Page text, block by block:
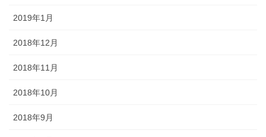
2019年1月
2018年12月
2018年11月
2018年10月
2018年9月